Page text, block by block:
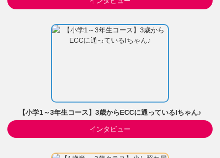
【小学1～3年生コース】3歳からECCに通っているIちゃん♪
インタビュー